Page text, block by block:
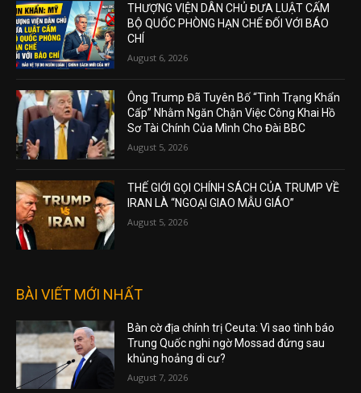
THƯỢNG VIỆN DÂN CHỦ ĐƯA LUẬT CẤM
BỘ QUỐC PHÒNG HẠN CHẾ ĐỐI VỚI BÁO
CHÍ
August 6, 2026
Ông Trump Đã Tuyên Bố “Tình Trạng Khẩn
Cấp” Nhằm Ngăn Chặn Việc Công Khai Hồ
Sơ Tài Chính Của Mình Cho Đài BBC
August 5, 2026
THẾ GIỚI GỌI CHÍNH SÁCH CỦA TRUMP VỀ
IRAN LÀ “NGOẠI GIAO MẪU GIÁO”
August 5, 2026
BÀI VIẾT MỚI NHẤT
Bàn cờ địa chính trị Ceuta: Vì sao tình báo
Trung Quốc nghi ngờ Mossad đứng sau
khủng hoảng di cư?
August 7, 2026